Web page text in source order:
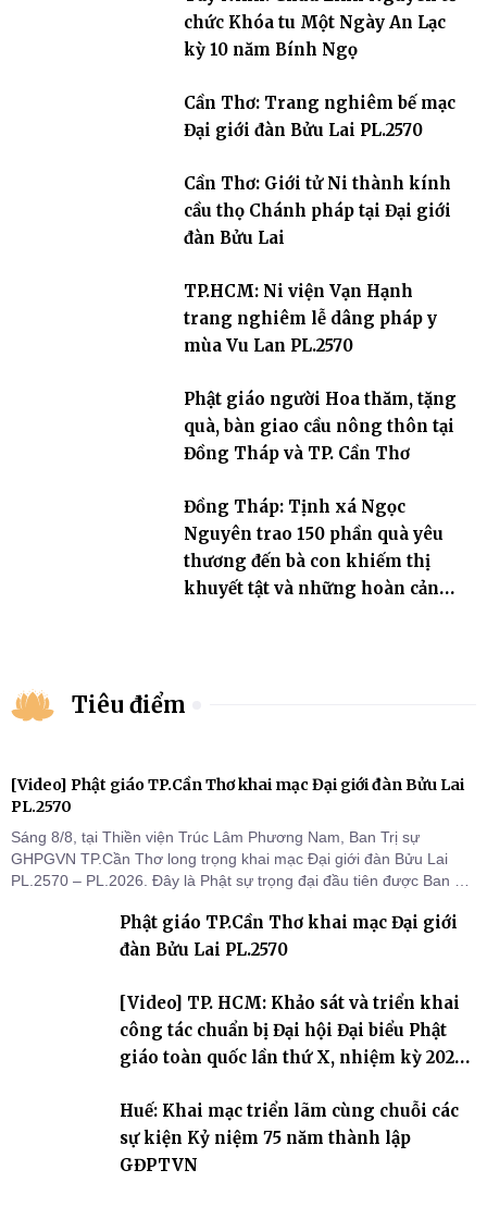
chức Khóa tu Một Ngày An Lạc
kỳ 10 năm Bính Ngọ
Cần Thơ: Trang nghiêm bế mạc
Đại giới đàn Bửu Lai PL.2570
Cần Thơ: Giới tử Ni thành kính
cầu thọ Chánh pháp tại Đại giới
đàn Bửu Lai
TP.HCM: Ni viện Vạn Hạnh
trang nghiêm lễ dâng pháp y
mùa Vu Lan PL.2570
Phật giáo người Hoa thăm, tặng
quà, bàn giao cầu nông thôn tại
Đồng Tháp và TP. Cần Thơ
Đồng Tháp: Tịnh xá Ngọc
Nguyên trao 150 phần quà yêu
thương đến bà con khiếm thị
khuyết tật và những hoàn cảnh
Tiêu điểm
[Video] Phật giáo TP.Cần Thơ khai mạc Đại giới đàn Bửu Lai
PL.2570
Sáng 8/8, tại Thiền viện Trúc Lâm Phương Nam, Ban Trị sự
GHPGVN TP.Cần Thơ long trọng khai mạc Đại giới đàn Bửu Lai
PL.2570 – PL.2026. Đây là Phật sự trọng đại đầu tiên được Ban Trị
thứ I, thể hiện sự quan tâm đối với công tác truyền giới, đào tạo
Tăng tài và tiếp nối mạng mạch Tăng-g
Phật giáo TP.Cần Thơ khai mạc Đại giới
đàn Bửu Lai PL.2570
[Video] TP. HCM: Khảo sát và triển khai
công tác chuẩn bị Đại hội Đại biểu Phật
giáo toàn quốc lần thứ X, nhiệm kỳ 2026-
Huế: Khai mạc triển lãm cùng chuỗi các
sự kiện Kỷ niệm 75 năm thành lập
GĐPTVN